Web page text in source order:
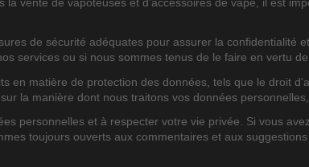
TAGS DU BLOG
de sécurité adéquates pour assurer la
services ou si nous sommes tenus de le faire en vertu
en matière de protection des données, tels que le droit
la manière dont nous traitons vos données
personnelles et à respecter votre vie privée. Si vous
toujours ouverts aux commentaires et aux